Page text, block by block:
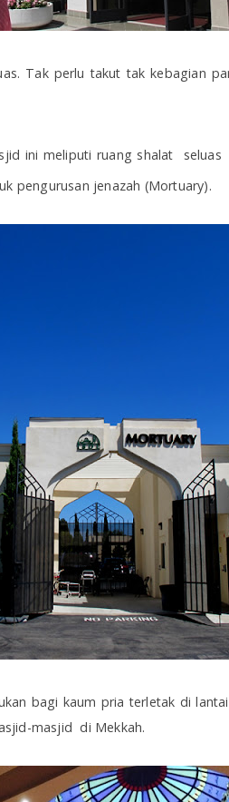
Tak perlu takut tak kebagian
ini meliputi ruang shalat
pengurusan jenazah (Mortuary).
bagi kaum pria terletak di
masjid di Mekkah.